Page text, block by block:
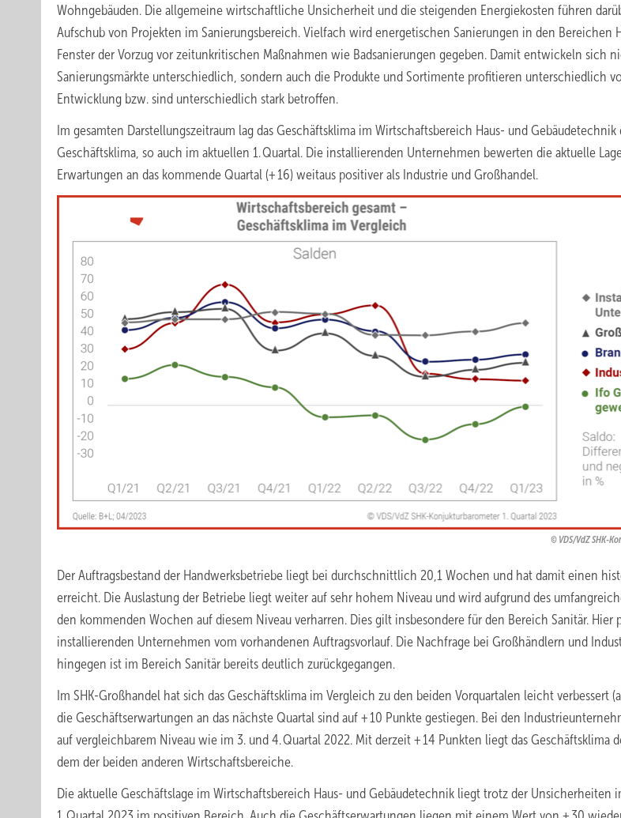
Wohngebäuden. Die allgemeine wirtschaftliche Unsicherheit und die steigenden Energiekosten führen
Aufschub von Projekten im Sanierungsbereich. Vielfach wird energetischen Sanierungen in den Bereichen
Fenster der Vorzug vor zeitunkritischen Maßnahmen wie Badsanierungen gegeben. Damit entwickeln sich
Sanierungsmärkte unterschiedlich, sondern auch die Produkte und Sortimente profitieren unterschiedlich
Entwicklung bzw. sind unterschiedlich stark betroffen.
Im gesamten Darstellungszeitraum lag das Geschäftsklima im Wirtschaftsbereich Haus- und
Geschäftsklima, so auch im aktuellen 1. Quartal. Die installierenden Unternehmen bewerten die aktuelle
Erwartungen an das kommende Quartal (+ 16) weitaus positiver als Industrie und Großhandel.
VDS/VdZ SHK-
Der Auftragsbestand der Handwerksbetriebe liegt bei durchschnittlich 20,1 Wochen und hat damit einen
erreicht. Die Auslastung der Betriebe liegt weiter auf sehr hohem Niveau und wird aufgrund des
den kommenden Wochen auf diesem Niveau verharren. Dies gilt insbesondere für den Bereich Sanitär. Hier
installierenden Unternehmen vom vorhandenen Auftragsvorlauf. Die Nachfrage bei Großhändlern und
hingegen ist im Bereich Sanitär bereits deutlich zurückgegangen.
Im SHK-Großhandel hat sich das Geschäftsklima im Vergleich zu den beiden Vorquartalen leicht verbessert
die Geschäftserwartungen an das nächste Quartal sind auf + 10 Punkte gestiegen. Bei den
auf vergleichbarem Niveau wie im 3. und 4. Quartal 2022. Mit derzeit + 14 Punkten liegt das Geschäftsklima
dem der beiden anderen Wirtschaftsbereiche.
Die aktuelle Geschäftslage im Wirtschaftsbereich Haus- und Gebäudetechnik liegt trotz der Unsicherheiten